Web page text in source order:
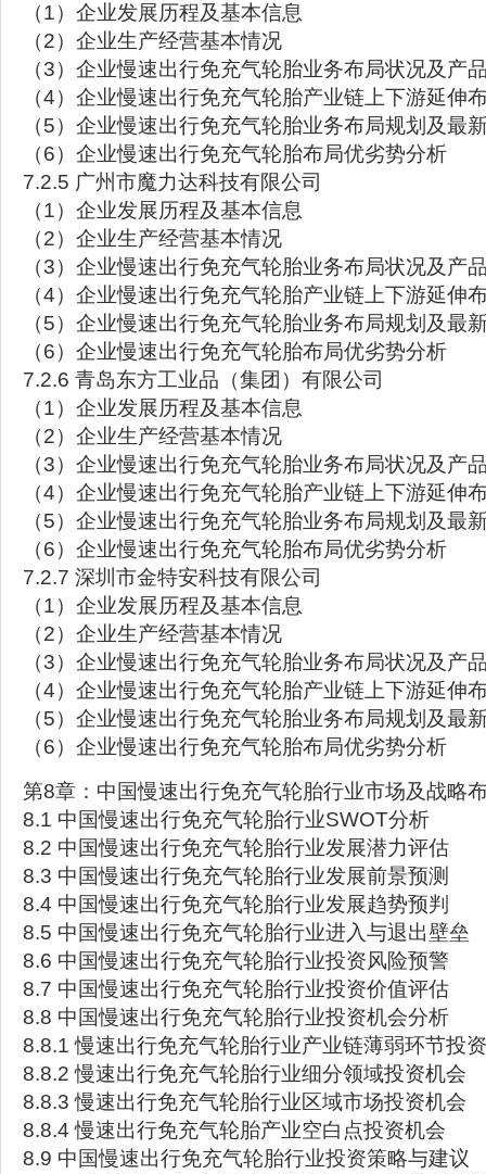
（1）企业发展历程及基本信息
（2）企业生产经营基本情况
（3）企业慢速出行免充气轮胎业务布局状况及产
（4）企业慢速出行免充气轮胎产业链上下游延伸
（5）企业慢速出行免充气轮胎业务布局规划及最
（6）企业慢速出行免充气轮胎布局优劣势分析
7.2.5 广州市魔力达科技有限公司
（1）企业发展历程及基本信息
（2）企业生产经营基本情况
（3）企业慢速出行免充气轮胎业务布局状况及产
（4）企业慢速出行免充气轮胎产业链上下游延伸
（5）企业慢速出行免充气轮胎业务布局规划及最
（6）企业慢速出行免充气轮胎布局优劣势分析
7.2.6 青岛东方工业品（集团）有限公司
（1）企业发展历程及基本信息
（2）企业生产经营基本情况
（3）企业慢速出行免充气轮胎业务布局状况及产
（4）企业慢速出行免充气轮胎产业链上下游延伸
（5）企业慢速出行免充气轮胎业务布局规划及最
（6）企业慢速出行免充气轮胎布局优劣势分析
7.2.7 深圳市金特安科技有限公司
（1）企业发展历程及基本信息
（2）企业生产经营基本情况
（3）企业慢速出行免充气轮胎业务布局状况及产
（4）企业慢速出行免充气轮胎产业链上下游延伸
（5）企业慢速出行免充气轮胎业务布局规划及最
（6）企业慢速出行免充气轮胎布局优劣势分析
第8章：中国慢速出行免充气轮胎行业市场及战略
8.1 中国慢速出行免充气轮胎行业SWOT分析
8.2 中国慢速出行免充气轮胎行业发展潜力评估
8.3 中国慢速出行免充气轮胎行业发展前景预测
8.4 中国慢速出行免充气轮胎行业发展趋势预判
8.5 中国慢速出行免充气轮胎行业进入与退出壁垒
8.6 中国慢速出行免充气轮胎行业投资风险预警
8.7 中国慢速出行免充气轮胎行业投资价值评估
8.8 中国慢速出行免充气轮胎行业投资机会分析
8.8.1 慢速出行免充气轮胎行业产业链薄弱环节投
8.8.2 慢速出行免充气轮胎行业细分领域投资机会
8.8.3 慢速出行免充气轮胎行业区域市场投资机会
8.8.4 慢速出行免充气轮胎产业空白点投资机会
8.9 中国慢速出行免充气轮胎行业投资策略与建议